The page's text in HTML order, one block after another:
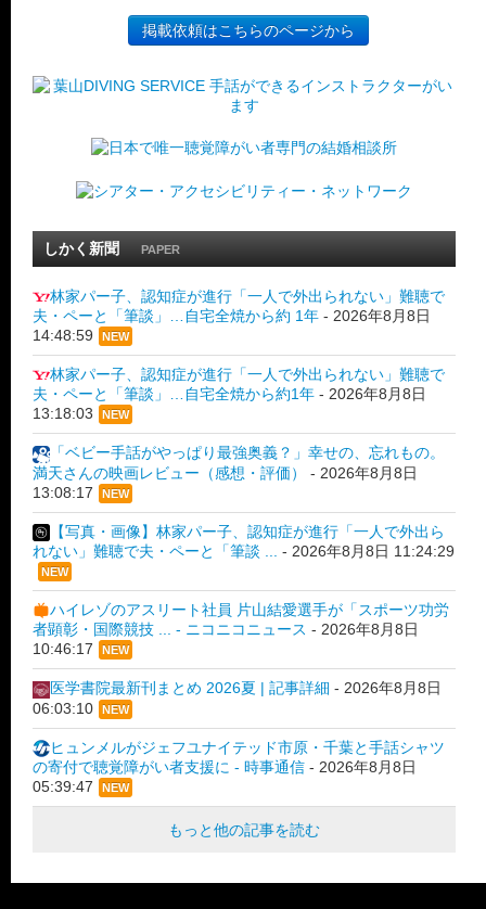
掲載依頼はこちらのページから
しかく新聞 PAPER
林家パー子、認知症が進行「一人で外出られない」難聴で
夫・ペーと「筆談」…自宅全焼から約 1年 - 2026年8月8日
14:48:59
NEW
林家パー子、認知症が進行「一人で外出られない」難聴で
夫・ペーと「筆談」…自宅全焼から約1年 - 2026年8月8日
13:18:03
NEW
「ベビー手話がやっぱり最強奥義？」幸せの、忘れもの。
満天さんの映画レビュー（感想・評価）
- 2026年8月8日
13:08:17
NEW
【写真・画像】林家パー子、認知症が進行「一人で外出ら
れない」難聴で夫・ペーと「筆談 ...
- 2026年8月8日 11:24:29
NEW
ハイレゾのアスリート社員 片山結愛選手が「スポーツ功労
者顕彰・国際競技 ... - ニコニコニュース - 2026年8月8日
10:46:17
NEW
医学書院最新刊まとめ 2026夏 | 記事詳細 - 2026年8月8日
06:03:10
NEW
ヒュンメルがジェフユナイテッド市原・千葉と手話シャツ
の寄付で聴覚障がい者支援に - 時事通信 - 2026年8月8日
05:39:47
NEW
もっと他の記事を読む